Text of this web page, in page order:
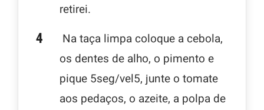
retirei.
Na taça limpa coloque a cebola,
os dentes de alho, o pimento e
pique 5seg/vel5, junte o tomate
aos pedaços, o azeite, a polpa de